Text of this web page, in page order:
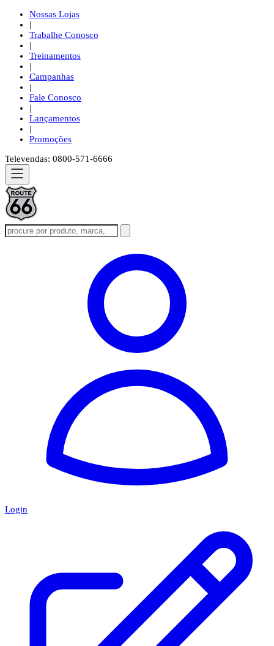
Nossas Lojas
|
Trabalhe Conosco
|
Treinamentos
|
Campanhas
|
Fale Conosco
|
Lançamentos
|
Promoções
Televendas: 0800-571-6666
Login